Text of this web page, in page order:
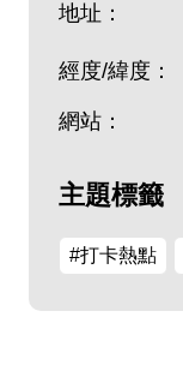
地址：
經度/緯度：
網站：
主題標籤
#打卡熱點